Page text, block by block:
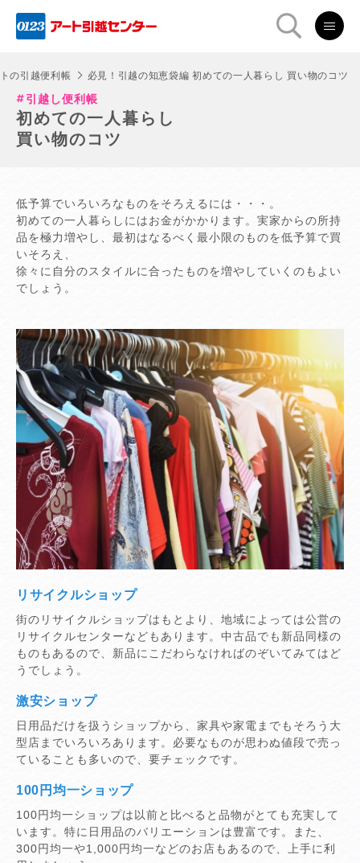
の引越便利帳 必見！引越の知恵袋編 初めての一人暮らし 買い物のコツ
引越し便利帳
初めての一人暮らし
買い物のコツ
低予算でいろいろなものをそろえるには・・・。
初めての一人暮らしにはお金がかかります。実家からの所持
品を極力増やし、最初はなるべく最小限のものを低予算で買
いそろえ、
徐々に自分のスタイルに合ったものを増やしていくのもよい
でしょう。
リサイクルショップ
街のリサイクルショップはもとより、地域によっては公営の
リサイクルセンターなどもあります。中古品でも新品同様の
ものもあるので、新品にこだわらなければのぞいてみてはど
うでしょう。
激安ショップ
日用品だけを扱うショップから、家具や家電までもそろう大
型店までいろいろあります。必要なものが思わぬ値段で売っ
ていることも多いので、要チェックです。
100円均一ショップ
100円均一ショップは以前と比べると品物がとても充実して
います。特に日用品のバリエーションは豊富です。また、
300円均一や1,000円均一などのお店もあるので、上手に利